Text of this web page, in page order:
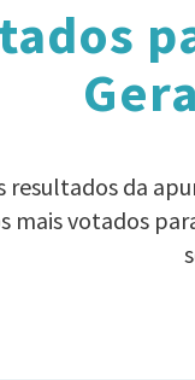
resultados da
mais votados